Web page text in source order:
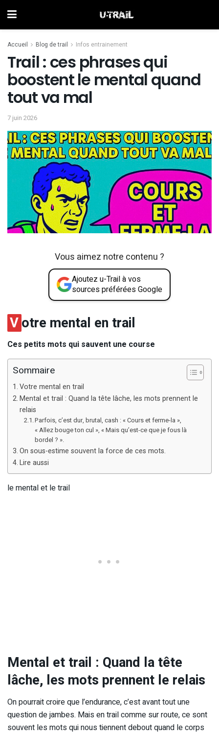
Accueil Blog de trail Infos entrainement
Trail : ces phrases qui
boostent le mental quand
tout va mal
7 juin 2026
Vous aimez notre contenu ?
Ajoutez u-Trail à vos
sources préférées Google
Votre mental en trail
Ces petits mots qui sauvent une course
Sommaire
Votre mental en trail
Mental et trail : Quand la tête lâche, les mots prennent le
relais
Parfois, c’est dur, brutal, cash : « Cours et ferme-la »,
« Allez bouge ton cul », « Mais qu’est-ce que je fous là
bordel ? ».
On sous-estime souvent la force de ces mots.
Lire aussi
le mental et le trail
Mental et trail : Quand la tête
lâche, les mots prennent le relais
On pourrait croire que l’endurance, c’est avant tout une
question de jambes. Mais en trail comme sur route, ce sont
souvent les mots qui nous tiennent debout quand le corps